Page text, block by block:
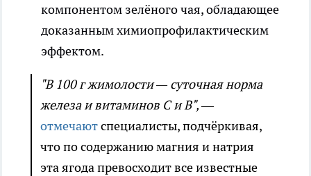
компонентом зелёного чая, обладающее
доказанным химиопрофилактическим
эффектом.
"В 100 г жимолости — суточная норма
железа и витаминов С и В",—
отмечаютспециалисты, подчёркивая,
что по содержанию магния и натрия
эта ягода превосходит все известные